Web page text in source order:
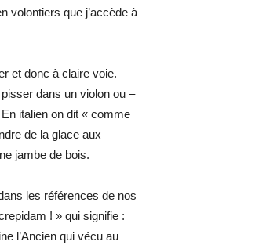
volontiers que j’accède à
et donc à claire voie.
dans un violon ou –
italien on dit « comme
de la glace aux
jambe de bois.
les références de nos
! » qui signifie :
l’Ancien qui vécu au